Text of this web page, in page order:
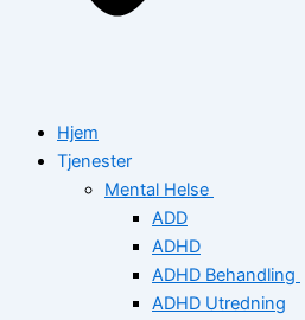
Hjem
Tjenester
Mental Helse
ADD
ADHD
ADHD Behandling
ADHD Utredning